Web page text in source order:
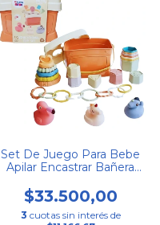
Set De Juego Para Bebe
Apilar Encastrar Bañera
Pastel Baby Favorite
$33.500,00
3 cuotas sin interés de